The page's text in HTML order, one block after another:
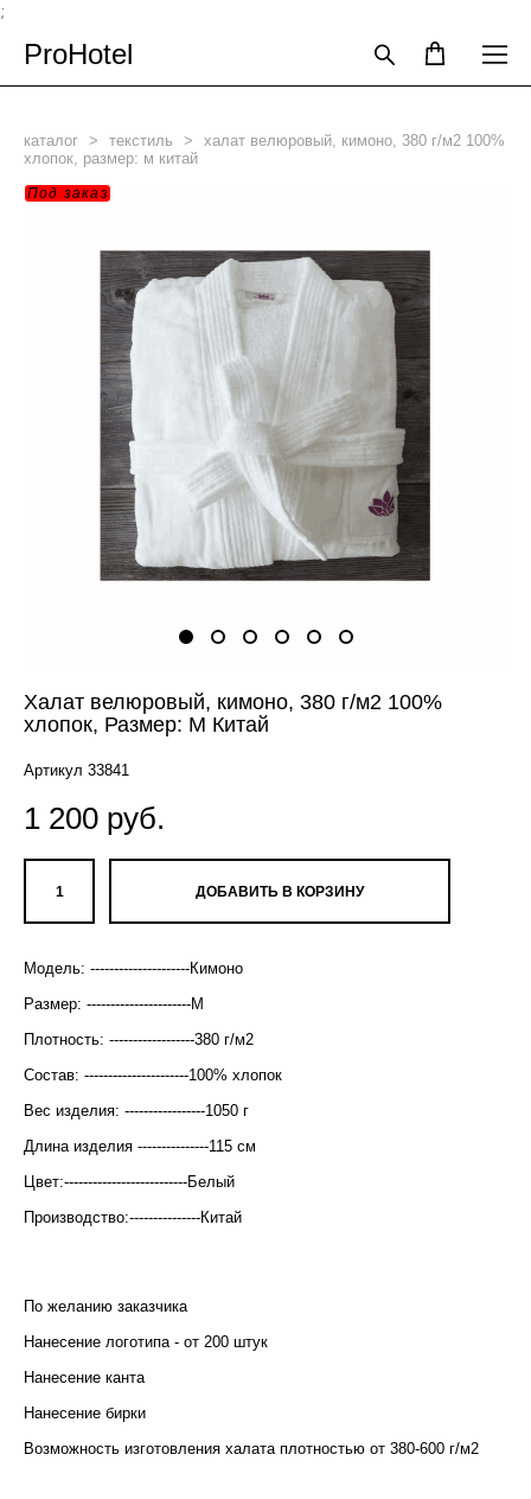
;
ProHotel
каталог > текстиль >
халат велюровый, кимоно, 380 г/м2 100%
хлопок, размер: м китай
Под заказ
Халат велюровый, кимоно, 380 г/м2 100%
хлопок, Размер: М Китай
Артикул 33841
1 200 pуб.
ДОБАВИТЬ В КОРЗИНУ
Модель: ---------------------Кимоно
Размер: ----------------------М
Плотность: ------------------380 г/м2
Состав: ----------------------100% хлопок
Вес изделия: -----------------1050 г
Длина изделия ---------------115 см
Цвет:--------------------------Белый
Производство:---------------Китай
По желанию заказчика
Нанесение логотипа - от 200 штук
Нанесение канта
Нанесение бирки
Возможность изготовления халата плотностью от 380-600 г/м2